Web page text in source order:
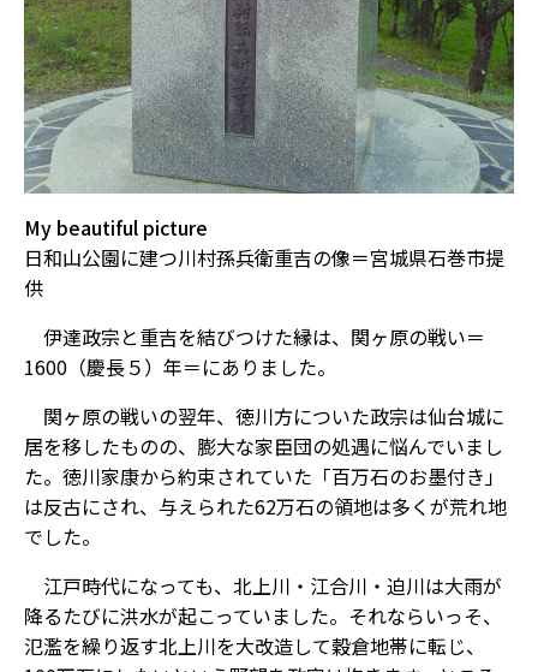
My beautiful picture
日和山公園に建つ川村孫兵衛重吉の像＝宮城県石巻市提
供
伊達政宗と重吉を結びつけた縁は、関ヶ原の戦い＝
1600（慶長５）年＝にありました。
関ヶ原の戦いの翌年、徳川方についた政宗は仙台城に
居を移したものの、膨大な家臣団の処遇に悩んでいまし
た。徳川家康から約束されていた「百万石のお墨付き」
は反古にされ、与えられた62万石の領地は多くが荒れ地
でした。
江戸時代になっても、北上川・江合川・迫川は大雨が
降るたびに洪水が起こっていました。それならいっそ、
氾濫を繰り返す北上川を大改造して穀倉地帯に転じ、